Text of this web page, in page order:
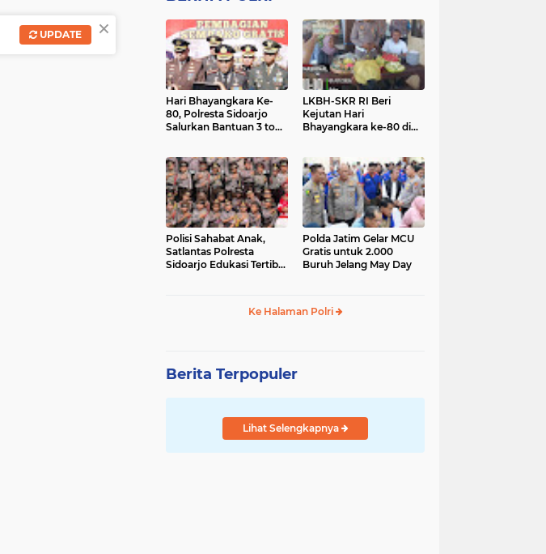
Hari Bhayangkara Ke-
80, Polresta Sidoarjo
Salurkan Bantuan 3 ton
LKBH-SKR RI Beri
Kejutan Hari
Bhayangkara ke-80 di
Polri
Polisi Sahabat Anak,
Satlantas Polresta
Sidoarjo Edukasi Tertib
Polda Jatim Gelar MCU
Gratis untuk 2.000
Buruh Jelang May Day
Ke Halaman Polri
Berita Terpopuler
Lihat Selengkapnya
×
UPDATE